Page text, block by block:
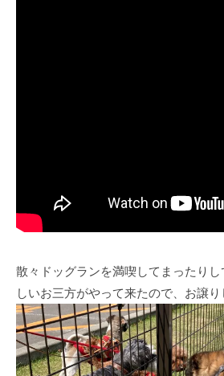
散々ドッグランを満喫してまったり
しいお三方がやって来たので、お譲り